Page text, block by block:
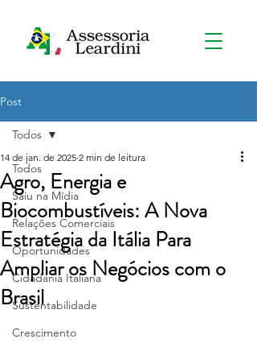
Post
Todos
Saiu na Mídia
Relações Comerciais
Oportunidades
Cidadania Italiana
Sustentabilidade
Crescimento
Todos
Agro, Energia e
Biocombustíveis: A Nova
Estratégia da Itália Para
Ampliar os Negócios com o
Brasil
14 de jan. de 2025 2 min de leitura